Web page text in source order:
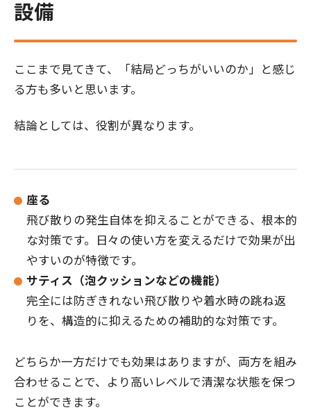
設備
ここまで見てきて、「結局どっちがいいのか」と感じ
る方も多いと思います。
結論としては、役割が異なります。
座る
飛び散りの発生自体を抑えることができる、根本的
な対策です。日々の使い方を変えるだけで効果が出
やすいのが特徴です。
サティス（泡クッションなどの機能）
完全には防ぎきれない飛び散りや着水時の跳ね返
りを、構造的に抑えるための補助的な対策です。
どちらか一方だけでも効果はありますが、両方を組み
合わせることで、より高いレベルで清潔な状態を保つ
ことができます。